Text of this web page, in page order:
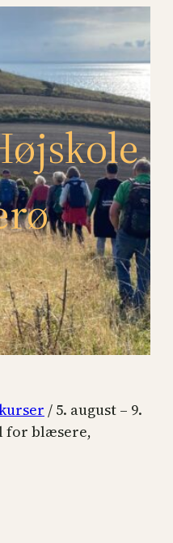
/ 5. august – 9.
for blæsere,